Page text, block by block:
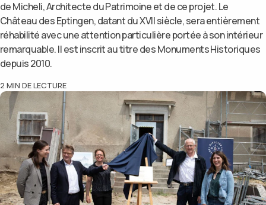
de Micheli, Architecte du Patrimoine et de ce projet. Le
Château des Eptingen, datant du XVII siècle, sera entièrement
réhabilité avec une attention particulière portée à son intérieur
remarquable. Il est inscrit au titre des Monuments Historiques
depuis 2010.
2 MIN DE LECTURE